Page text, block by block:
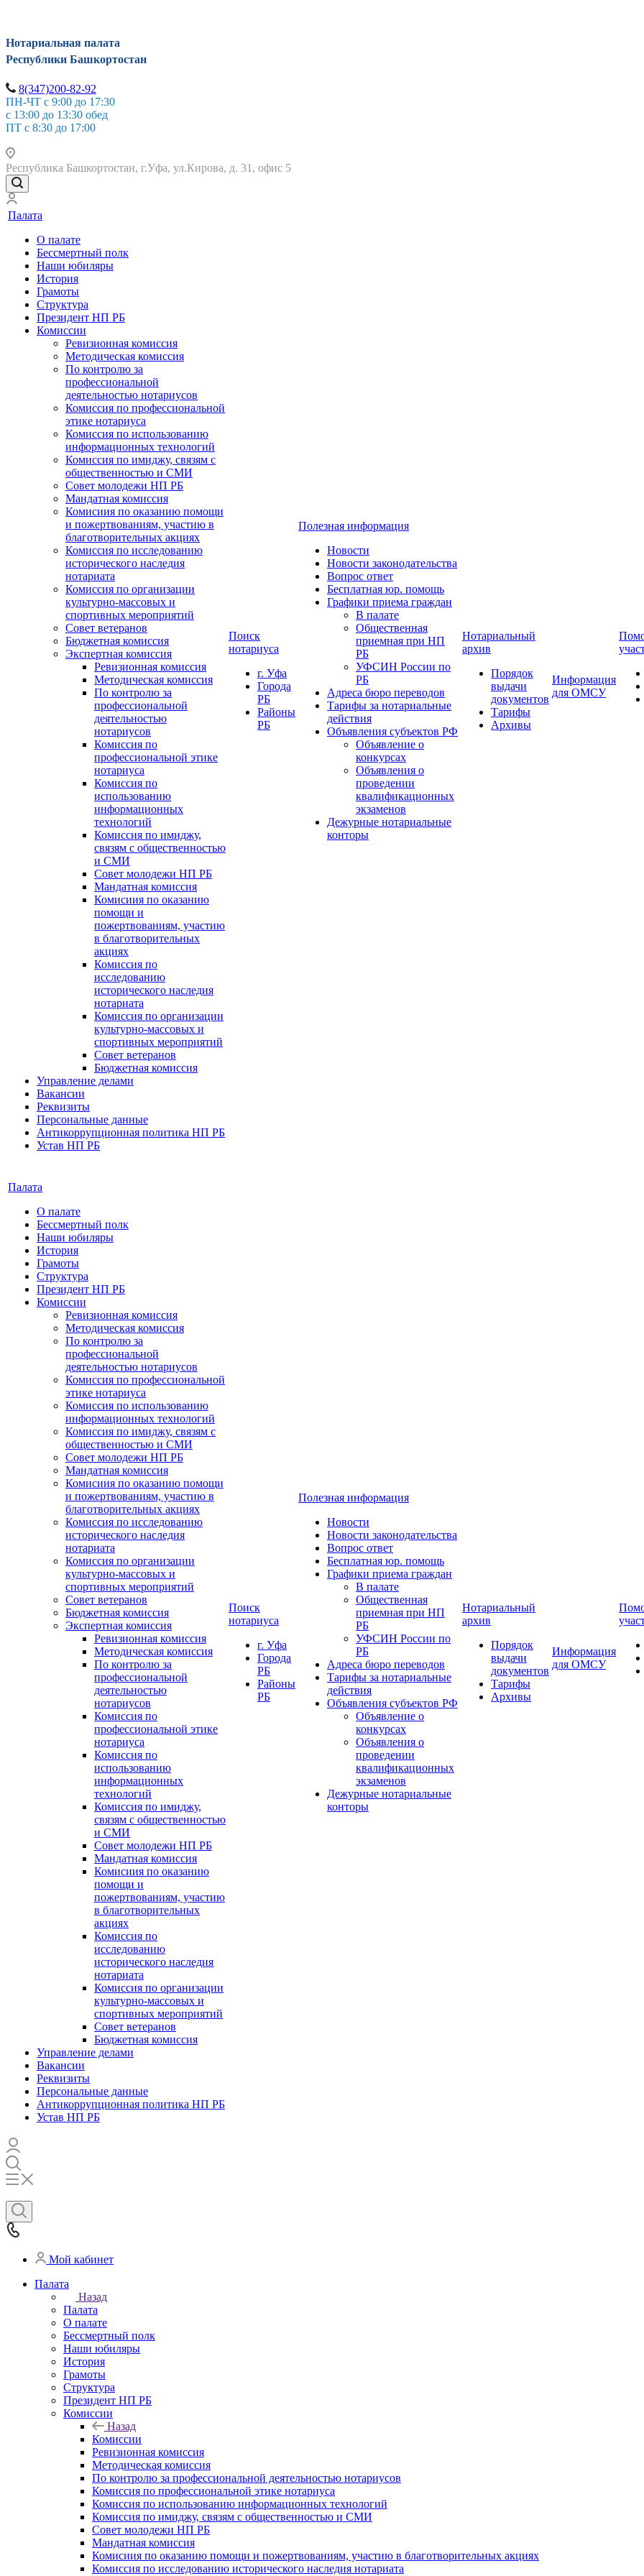
Нотариальная палата
Республики Башкортостан
8(347)200-82-92
ПН-ЧТ с 9:00 до 17:30
с 13:00 до 13:30 обед
ПТ с 8:30 до 17:00
Республика Башкортостан, г.Уфа, ул.Кирова, д. 31, офис 5
Палата
О палате
Бессмертный полк
Наши юбиляры
История
Грамоты
Структура
Президент НП РБ
Комиссии
Ревизионная комиссия
Методическая комиссия
По контролю за
профессиональной
деятельностью нотариусов
Комиссия по профессиональной
этике нотариуса
Комиссия по использованию
информационных технологий
Комиссия по имиджу, связям с
общественностью и СМИ
Совет молодежи НП РБ
Мандатная комиссия
Комисиия по оказанию помощи
и пожертвованиям, участию в
благотворительных акциях
Комиссия по исследованию
исторического наследия
нотариата
Комиссия по организации
культурно-массовых и
спортивных мероприятий
Совет ветеранов
Бюджетная комиссия
Экспертная комиссия
Ревизионная комиссия
Методическая комиссия
По контролю за
профессиональной
деятельностью
нотариусов
Комиссия по
профессиональной этике
нотариуса
Комиссия по
использованию
информационных
технологий
Комиссия по имиджу,
связям с общественностью
и СМИ
Совет молодежи НП РБ
Мандатная комиссия
Комисиия по оказанию
помощи и
пожертвованиям, участию
в благотворительных
акциях
Комиссия по
исследованию
исторического наследия
нотариата
Комиссия по организации
культурно-массовых и
спортивных мероприятий
Совет ветеранов
Бюджетная комиссия
Управление делами
Вакансии
Реквизиты
Персональные данные
Антикоррупционная политика НП РБ
Устав НП РБ
Поиск
нотариуса
г. Уфа
Города
РБ
Районы
РБ
Полезная информация
Новости
Новости законодательства
Вопрос ответ
Бесплатная юр. помощь
Графики приема граждан
В палате
Общественная
приемная при НП
РБ
УФСИН России по
РБ
Адреса бюро переводов
Тарифы за нотариальные
действия
Объявления субъектов РФ
Объявление о
конкурсах
Объявления о
проведении
квалификационных
экзаменов
Дежурные нотариальные
конторы
Нотариальный
архив
Порядок
выдачи
документов
Тарифы
Архивы
Информация
для ОМСУ
Палата
О палате
Бессмертный полк
Наши юбиляры
История
Грамоты
Структура
Президент НП РБ
Комиссии
Ревизионная комиссия
Методическая комиссия
По контролю за
профессиональной
деятельностью нотариусов
Комиссия по профессиональной
этике нотариуса
Комиссия по использованию
информационных технологий
Комиссия по имиджу, связям с
общественностью и СМИ
Совет молодежи НП РБ
Мандатная комиссия
Комисиия по оказанию помощи
и пожертвованиям, участию в
благотворительных акциях
Комиссия по исследованию
исторического наследия
нотариата
Комиссия по организации
культурно-массовых и
спортивных мероприятий
Совет ветеранов
Бюджетная комиссия
Экспертная комиссия
Ревизионная комиссия
Методическая комиссия
По контролю за
профессиональной
деятельностью
нотариусов
Комиссия по
профессиональной этике
нотариуса
Комиссия по
использованию
информационных
технологий
Комиссия по имиджу,
связям с общественностью
и СМИ
Совет молодежи НП РБ
Мандатная комиссия
Комисиия по оказанию
помощи и
пожертвованиям, участию
в благотворительных
акциях
Комиссия по
исследованию
исторического наследия
нотариата
Комиссия по организации
культурно-массовых и
спортивных мероприятий
Совет ветеранов
Бюджетная комиссия
Управление делами
Вакансии
Реквизиты
Персональные данные
Антикоррупционная политика НП РБ
Устав НП РБ
Поиск
нотариуса
г. Уфа
Города
РБ
Районы
РБ
Полезная информация
Новости
Новости законодательства
Вопрос ответ
Бесплатная юр. помощь
Графики приема граждан
В палате
Общественная
приемная при НП
РБ
УФСИН России по
РБ
Адреса бюро переводов
Тарифы за нотариальные
действия
Объявления субъектов РФ
Объявление о
конкурсах
Объявления о
проведении
квалификационных
экзаменов
Дежурные нотариальные
конторы
Нотариальный
архив
Порядок
выдачи
документов
Тарифы
Архивы
Информация
для ОМСУ
Мой кабинет
Палата
Назад
Палата
О палате
Бессмертный полк
Наши юбиляры
История
Грамоты
Структура
Президент НП РБ
Комиссии
Назад
Комиссии
Ревизионная комиссия
Методическая комиссия
По контролю за профессиональной деятельностью нотариусов
Комиссия по профессиональной этике нотариуса
Комиссия по использованию информационных технологий
Комиссия по имиджу, связям с общественностью и СМИ
Совет молодежи НП РБ
Мандатная комиссия
Комисиия по оказанию помощи и пожертвованиям, участию в благотворительных акциях
Комиссия по исследованию исторического наследия нотариата